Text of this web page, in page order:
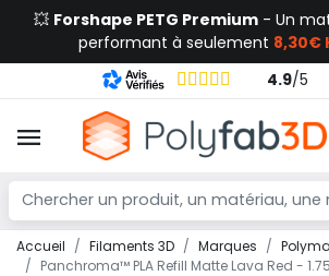
💥 Forshape PETG Premium - Un
performant à seulement 8,30€
4.9/5
Accueil Filaments 3D Marques
Panchroma™ PLA Refill Matte Lava Red -